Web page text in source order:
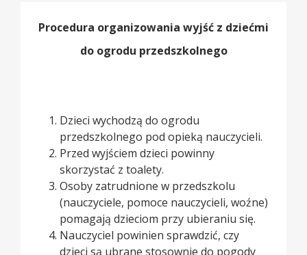
Procedura organizowania wyjść z dziećmi
do ogrodu przedszkolnego
Dzieci wychodzą do ogrodu
przedszkolnego pod opieką nauczycieli.
Przed wyjściem dzieci powinny
skorzystać z toalety.
Osoby zatrudnione w przedszkolu
(nauczyciele, pomoce nauczycieli, woźne)
pomagają dzieciom przy ubieraniu się.
Nauczyciel powinien sprawdzić, czy
dzieci są ubrane stosownie do pogody